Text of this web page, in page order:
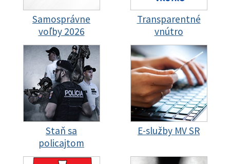
Samosprávne
voľby 2026
Transparentné
vnútro
Staň sa
policajtom
E-služby MV SR